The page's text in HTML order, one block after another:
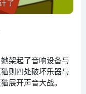
架起了音响设备与
则四处破坏乐器与
展开声音大战。